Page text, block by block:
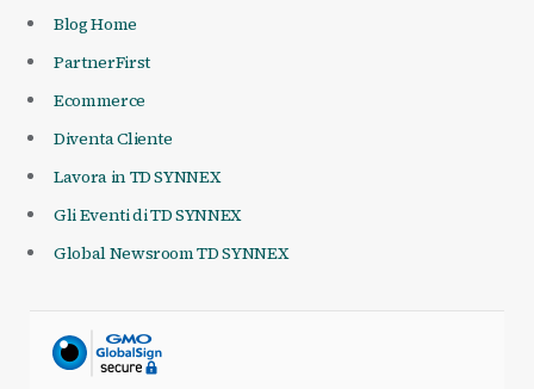
Blog Home
PartnerFirst
Ecommerce
Diventa Cliente
Lavora in TD SYNNEX
Gli Eventi di TD SYNNEX
Global Newsroom TD SYNNEX